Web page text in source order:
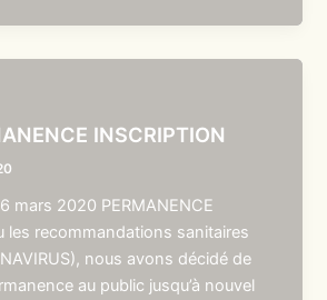
INSCRIPTION
mars 2020 PERMANENCE
les recommandations sanitaires
nous avons décidé de
au public jusqu’à nouvel